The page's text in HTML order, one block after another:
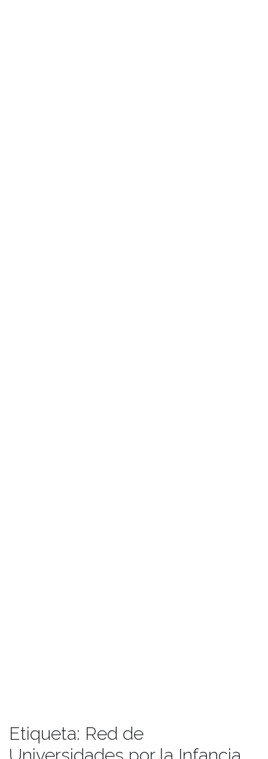
Etiqueta: Red de